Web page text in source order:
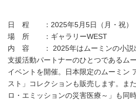
日 程 ：2025年5月5日（月・祝）
場 所 ：ギャラリーWEST
内 容 ： 2025年はムーミンの小説
支援活動パートナーのひとつであるム
イベントを開催。日本限定のムーミン
スト」コレクションも販売します。ま
ロ・エミッションの災害医療～」も同